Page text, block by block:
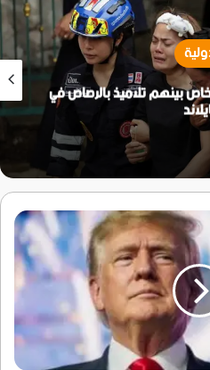
بينهم تلاميذ بالرصاص في